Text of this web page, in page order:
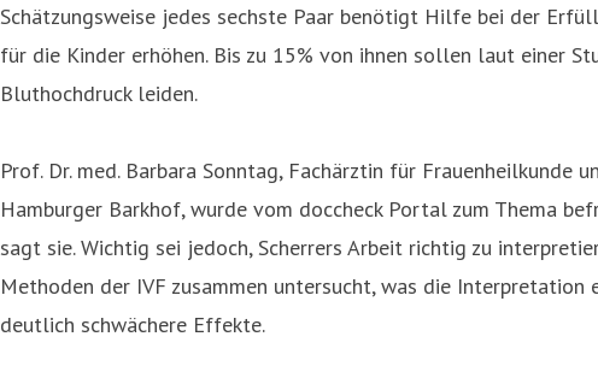
Schätzungsweise jedes sechste Paar benötigt Hilfe bei der
für die Kinder erhöhen. Bis zu 15% von ihnen sollen laut einer
Bluthochdruck leiden.
Prof. Dr. med. Barbara Sonntag, Fachärztin für
Hamburger Barkhof, wurde vom doccheck Portal zum Thema
sagt sie. Wichtig sei jedoch, Scherrers Arbeit richtig zu
Methoden der IVF zusammen untersucht, was die Interpretation
deutlich schwächere Effekte.